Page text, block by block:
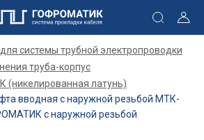
системы трубной электропроводки
труба-корпус
(никелированная латунь)
вводная с наружной резьбой МТК-
с наружной резьбой